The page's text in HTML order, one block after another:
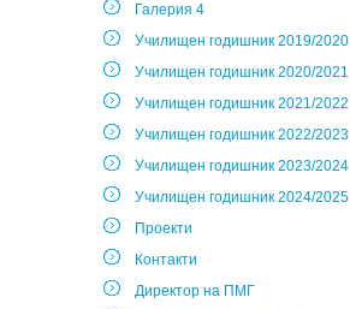
Галерия 4
Училищен годишник 2019/2020
Училищен годишник 2020/2021
Училищен годишник 2021/2022
Училищен годишник 2022/2023
Училищен годишник 2023/2024
Училищен годишник 2024/2025
Проекти
Контакти
Директор на ПМГ